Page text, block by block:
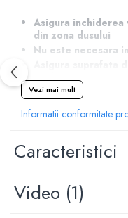
Asigura
din zona dusului
Nu este necesara
sticla cu grosimea
Lungimea poate fi
Panta prefabricata
Vezi mai mult
Informatii conformitate
Caracteristici
Video (1)